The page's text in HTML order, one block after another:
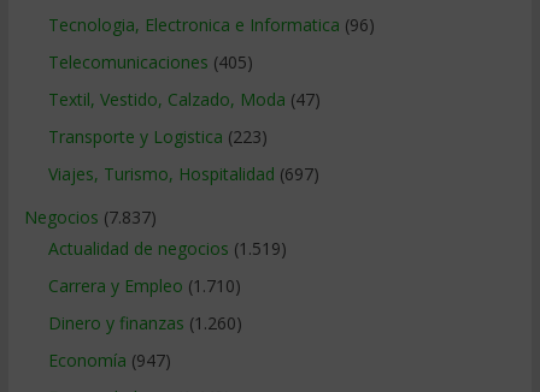
Tecnologia, Electronica e Informatica (96)
Telecomunicaciones (405)
Textil, Vestido, Calzado, Moda (47)
Transporte y Logistica (223)
Viajes, Turismo, Hospitalidad (697)
Negocios (7.837)
Actualidad de negocios (1.519)
Carrera y Empleo (1.710)
Dinero y finanzas (1.260)
Economía (947)